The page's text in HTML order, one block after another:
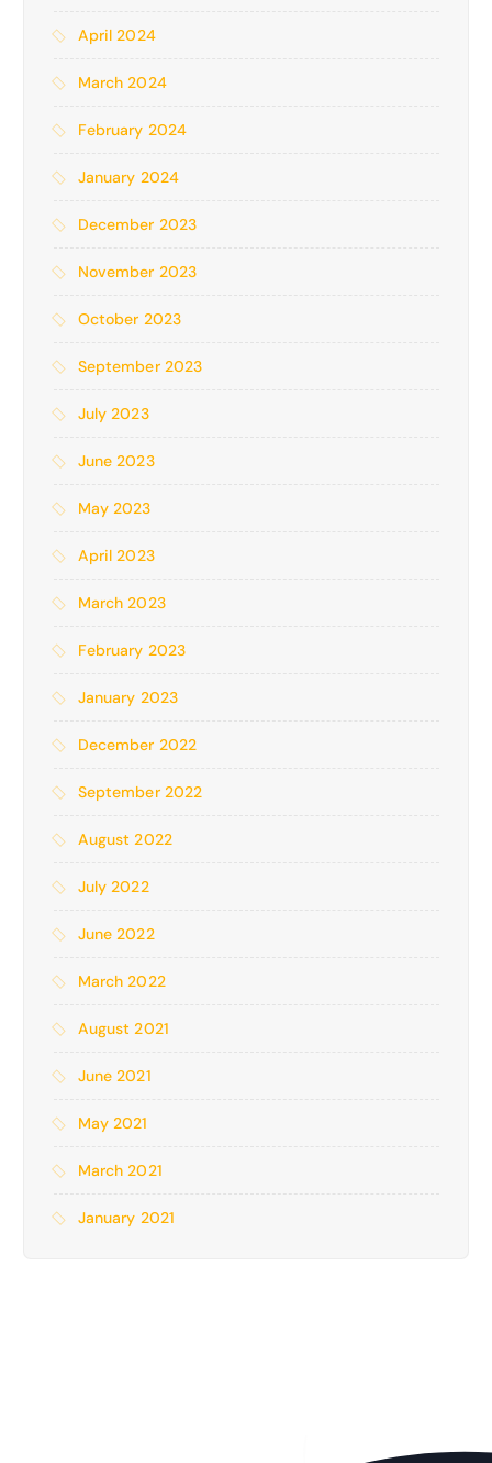
April 2024
March 2024
February 2024
January 2024
December 2023
November 2023
October 2023
September 2023
July 2023
June 2023
May 2023
April 2023
March 2023
February 2023
January 2023
December 2022
September 2022
August 2022
July 2022
June 2022
March 2022
August 2021
June 2021
May 2021
March 2021
January 2021